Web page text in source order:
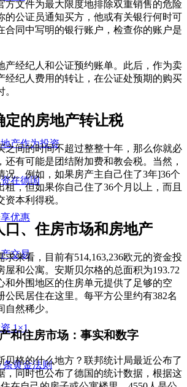
产作为投资
在德国
优惠
交易
1×1
条黄金法则
方文件为最大限度地排除双重销售的危险
的公证员通知买方，他或有关银行何时可
合同中写明的银行账户，检查你的账户是
产经纪人和公证预约账单。此后，作为卖
经纪人费用的转让，在公证处预期的购买
定的房地产转让税
之间的时间不超过整整十年，那么你就必
还有可能是团结附加费和教会税。当然，
况。例如，如果房产主自己住了3年]36个
租，但如果你自己住了36个月以上，而且
本利得税。
口、住房市场和房地产
求来看，目前有514,163,236欧元的资金投
屋和公寓。安斯贝尔格的总面积为193.72
和外围地区的住房单元提供了足够的空
公民居住在这里。每平方公里约有382名
然稀少。
和住房市场：事实和数字
贝格的什么地方？联邦统计局最近公布了
，同时也公布了德国的统计数据，根据这